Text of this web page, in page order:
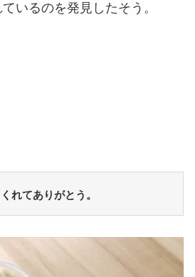
いるのを発見したそう。
れてありがとう。